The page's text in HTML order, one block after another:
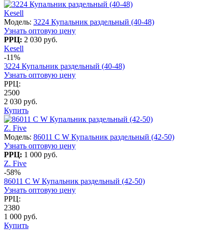
Kesell
Модель: 3224 Купальник раздельный (40-48)
Узнать оптовую цену
РРЦ: 2 030 руб.
Kesell
-11%
3224 Купальник раздельный (40-48)
Узнать оптовую цену
РРЦ:
2500
2 030 руб.
Купить
Z. Five
Модель: 86011 C W Купальник раздельный (42-50)
Узнать оптовую цену
РРЦ: 1 000 руб.
Z. Five
-58%
86011 C W Купальник раздельный (42-50)
Узнать оптовую цену
РРЦ:
2380
1 000 руб.
Купить